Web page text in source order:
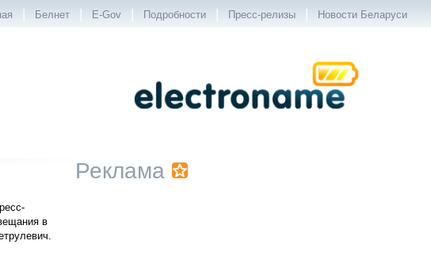
| Белнет | E-Gov | Подробности | Пресс-релизы | Новости Беларуси
в
Реклама